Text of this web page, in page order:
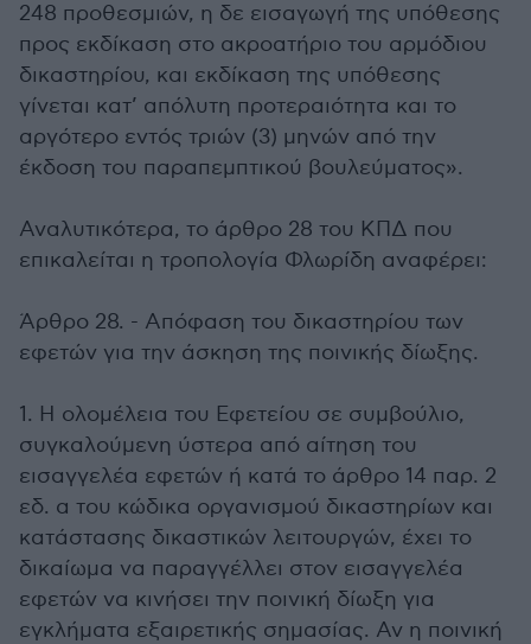
248 προθεσμιών, η δε εισαγωγή της υπόθεσης
προς εκδίκαση στο ακροατήριο του αρμόδιου
δικαστηρίου, και εκδίκαση της υπόθεσης
γίνεται κατ’ απόλυτη προτεραιότητα και το
αργότερο εντός τριών (3) μηνών από την
έκδοση του παραπεμπτικού βουλεύματος».
Αναλυτικότερα, το άρθρο 28 του ΚΠΔ που
επικαλείται η τροπολογία Φλωρίδη αναφέρει:
Άρθρο 28. - Απόφαση του δικαστηρίου των
εφετών για την άσκηση της ποινικής δίωξης.
1. Η ολομέλεια του Εφετείου σε συμβούλιο,
συγκαλούμενη ύστερα από αίτηση του
εισαγγελέα εφετών ή κατά το άρθρο 14 παρ. 2
εδ. α του κώδικα οργανισμού δικαστηρίων και
κατάστασης δικαστικών λειτουργών, έχει το
δικαίωμα να παραγγέλλει στον εισαγγελέα
εφετών να κινήσει την ποινική δίωξη για
εγκλήματα εξαιρετικής σημασίας. Αν η ποινική